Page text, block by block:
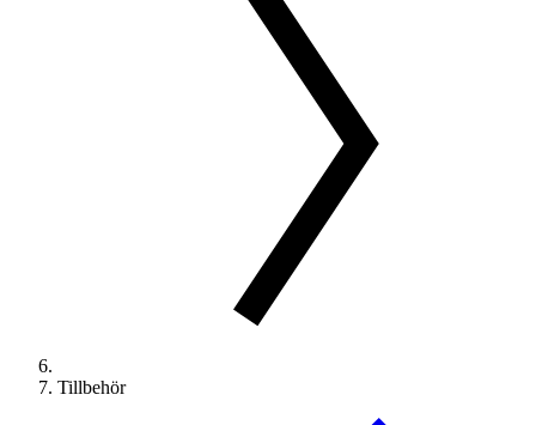
Tillbehör